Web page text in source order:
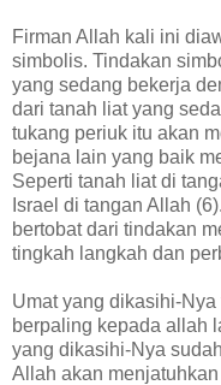
Firman Allah kali ini
simbolis. Tindakan
yang sedang bekerja
dari tanah liat yang
tukang periuk itu akan
bejana lain yang baik
Seperti tanah liat di
Israel di tangan Allah
bertobat dari tindakan
tingkah langkah dan
Umat yang dikasihi-
berpaling kepada allah
yang dikasihi-Nya
Allah akan